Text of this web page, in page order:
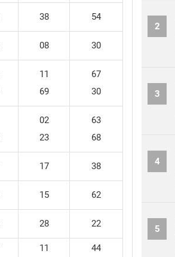
38 54
08 30
11
69
67
30
02
23
63
68
17 38
15 62
28 22
11 44
2
3
4
5